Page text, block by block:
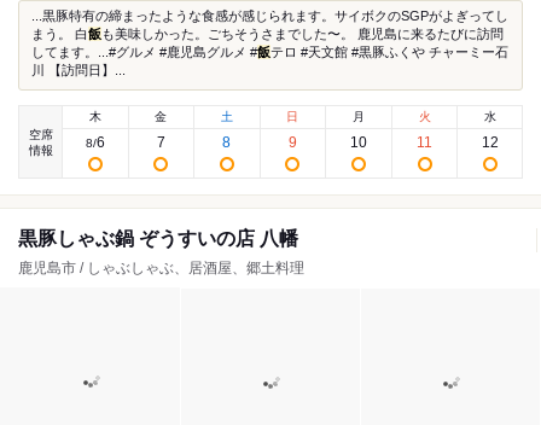
...黒豚特有の締まったような食感が感じられます。サイボクのSGPがよぎってし
まう。 白飯 も美味しかった。ごちそうさまでした〜。 鹿児島に来るたびに訪問
してます。...#グルメ #鹿児島グルメ #飯テロ #天文館 #黒豚ふくや チャーミー石
川 【訪問日】...
空席
情報
木
8/6
金
7
土
8
日
9
月
10
火
11
水
12
黒豚しゃぶ鍋 ぞうすいの店 八幡
鹿児島市 / しゃぶしゃぶ、居酒屋、郷土料理